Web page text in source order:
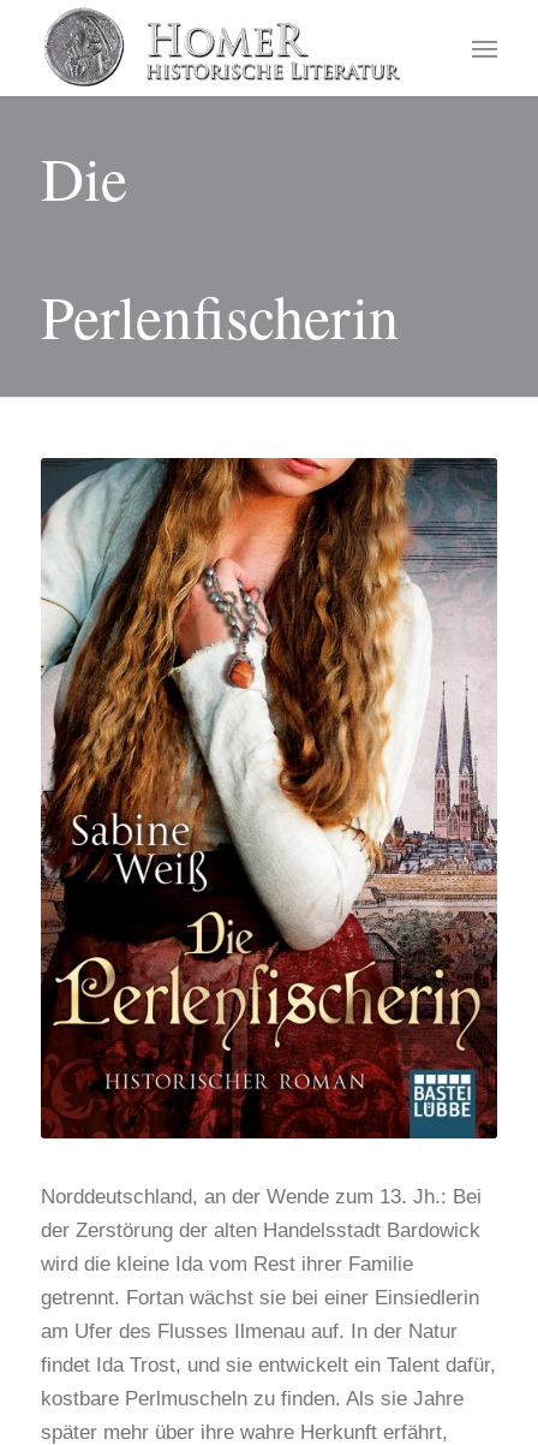
Die
Perlenfischerin
Norddeutschland, an der Wende zum 13. Jh.: Bei
der Zerstörung der alten Handelsstadt Bardowick
wird die kleine Ida vom Rest ihrer Familie
getrennt. Fortan wächst sie bei einer Einsiedlerin
am Ufer des Flusses Ilmenau auf. In der Natur
findet Ida Trost, und sie entwickelt ein Talent dafür,
kostbare Perlmuscheln zu finden. Als sie Jahre
später mehr über ihre wahre Herkunft erfährt,